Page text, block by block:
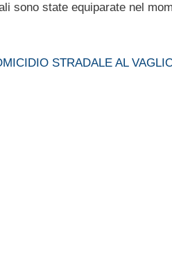
sono state equiparate nel
STRADALE AL